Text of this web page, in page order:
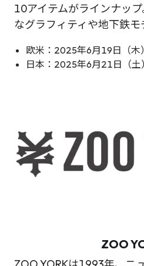
10アイテムがラインナッ
なグラフィティや地下鉄モ
欧米：2025年6月19日（木
日本：2025年6月21日（土
ZOO